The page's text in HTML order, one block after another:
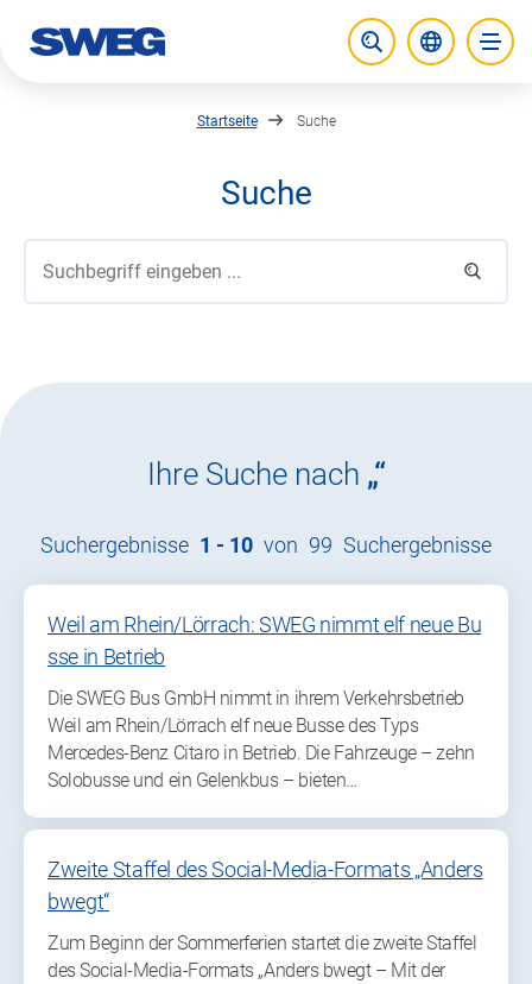
zurück zur Startseite
Aktuelle
Suche öffnen
Startseite Suche
Suche
Suchen
Ihre Suche nach
Suchergebnisse 1 - 10 von 99 Suchergebnisse
Weil am Rhein/Lörrach: SWEG nimmt elf neue Bu
sse in Betrieb
Die SWEG Bus GmbH nimmt in ihrem Verkehrsbetrieb
Weil am Rhein/Lörrach elf neue Busse des Typs
Mercedes-Benz Citaro in Betrieb. Die Fahrzeuge – zehn
Solobusse und ein Gelenkbus – bieten…
Zweite Staffel des Social-Media-Formats „Anders
bwegt“
Zum Beginn der Sommerferien startet die zweite Staffel
des Social-Media-Formats „Anders bwegt – Mit der